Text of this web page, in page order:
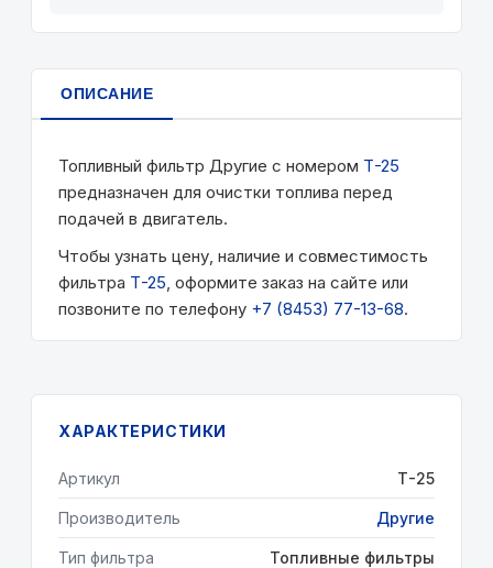
ОПИСАНИЕ
Топливный фильтр Другие с номером Т-25
предназначен для очистки топлива перед
подачей в двигатель.
Чтобы узнать цену, наличие и совместимость
фильтра Т-25, оформите заказ на сайте или
позвоните по телефону +7 (8453) 77-13-68.
ХАРАКТЕРИСТИКИ
Артикул Т-25
Производитель Другие
Тип фильтра Топливные фильтры